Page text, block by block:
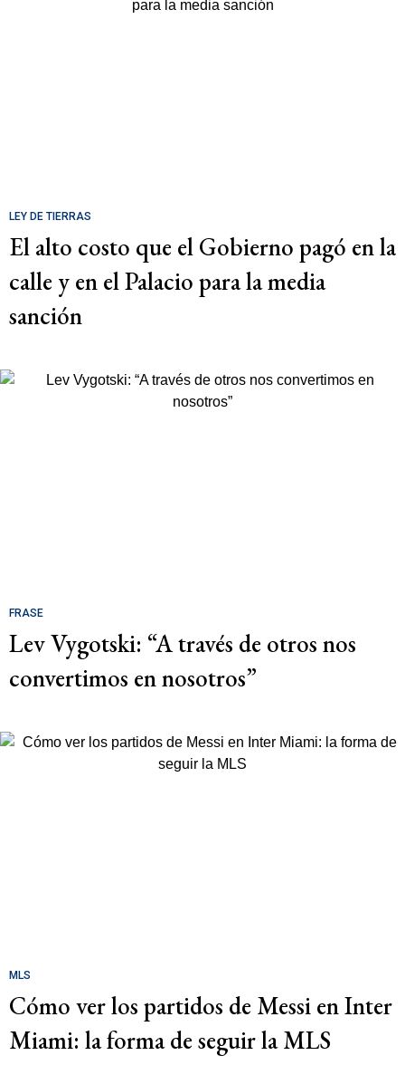
LEY DE TIERRAS
El alto costo que el Gobierno pagó en la
calle y en el Palacio para la media
sanción
FRASE
Lev Vygotski: “A través de otros nos
convertimos en nosotros”
MLS
Cómo ver los partidos de Messi en Inter
Miami: la forma de seguir la MLS